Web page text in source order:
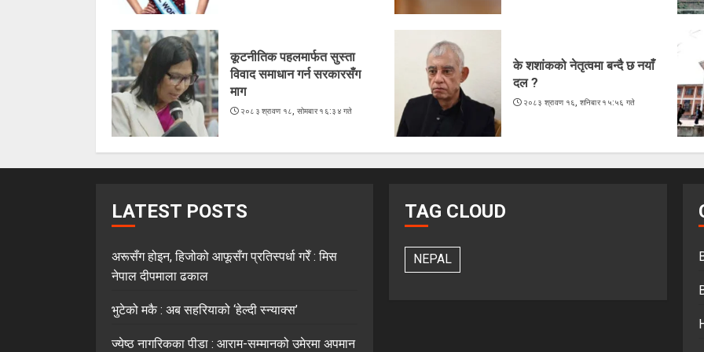
कूटनीतिक पहलमार्फत सुस्ता
विवाद समाधान गर्न सरकारसँग
माग
२०८३ श्रावण १८, सोमबार १६:३४ गते
के शशांकको नेतृत्वमा बन्दै छ नयाँ
दल ?
२०८३ श्रावण १६, शनिबार १५:५६ गते
LATEST POSTS
अरूसँग होइन, हिजोको आफूसँग प्रतिस्पर्धा गरेँ : मिस
नेपाल दीपमाला ढकाल
भुटेको मकै : अब सहरियाको ‘हेल्दी स्न्याक्स’
ज्येष्ठ नागरिकका पीडा : आराम-सम्मानको उमेरमा अपमान
TAG CLOUD
NEPAL